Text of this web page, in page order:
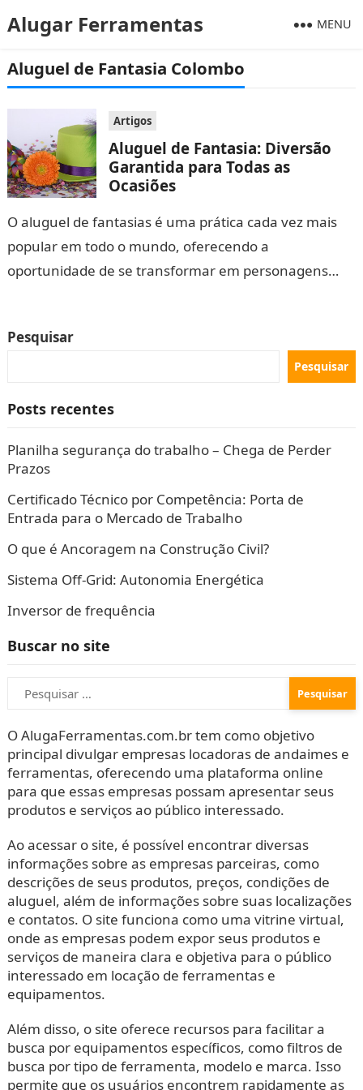
Alugar Ferramentas MENU
Aluguel de Fantasia Colombo
Artigos
Aluguel de Fantasia: Diversão
Garantida para Todas as
Ocasiões
O aluguel de fantasias é uma prática cada vez mais
popular em todo o mundo, oferecendo a
oportunidade de se transformar em personagens
Pesquisar
Pesquisar
Posts recentes
Planilha segurança do trabalho – Chega de Perder
Prazos
Certificado Técnico por Competência: Porta de
Entrada para o Mercado de Trabalho
O que é Ancoragem na Construção Civil?
Sistema Off-Grid: Autonomia Energética
Inversor de frequência
Buscar no site
Pesquisar
por:
O AlugaFerramentas.com.br tem como objetivo
principal divulgar empresas locadoras de andaimes e
ferramentas, oferecendo uma plataforma online
para que essas empresas possam apresentar seus
produtos e serviços ao público interessado.
Ao acessar o site, é possível encontrar diversas
informações sobre as empresas parceiras, como
descrições de seus produtos, preços, condições de
aluguel, além de informações sobre suas localizações
e contatos. O site funciona como uma vitrine virtual,
onde as empresas podem expor seus produtos e
serviços de maneira clara e objetiva para o público
interessado em locação de ferramentas e
equipamentos.
Além disso, o site oferece recursos para facilitar a
busca por equipamentos específicos, como filtros de
busca por tipo de ferramenta, modelo e marca. Isso
permite que os usuários encontrem rapidamente as